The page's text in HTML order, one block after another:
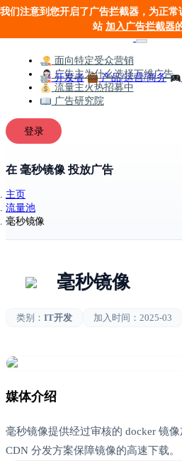
面向特定受众营销
开发者
产品/运营/商务
广告主为什么选择万维广告
流量主火热招募中
广告研究院
登录
在 毫秒镜像 投放广告
主页
流量池
毫秒镜像
毫秒镜像
类别： IT开发 加入时间： 2025-03
媒体介绍
毫秒镜像提供经过审核的 docker 镜
CDN 分发方案保障镜像的高速下载。
我们注意到您开启了广告拦截器，为正
站 加入广告拦截器